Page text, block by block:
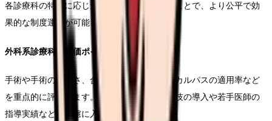
各診療科の特性に応じた評価基準を設定することで、より公平で効
果的な制度運用が可能となります。
外科系診療科の評価ポイント
手術や手術の困難さ、合併症発生率、クリニカルパスの適用率など
を重点的に評価します。また、新しい手術手技の導入や若手医師の
指導実績なども考慮に入れます。